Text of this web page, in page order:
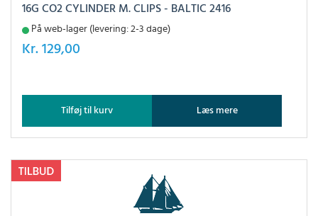
16G CO2 CYLINDER M. CLIPS - BALTIC 2416
På web-lager (levering: 2-3 dage)
Kr.129,00
Tilføj til kurv Læs mere